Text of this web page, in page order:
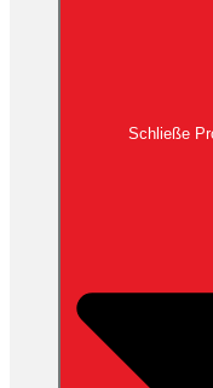
Schließe